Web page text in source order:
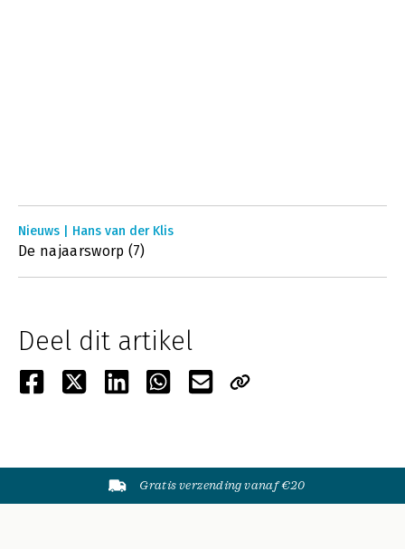
Nieuws | Hans van der Klis
De najaarsworp (7)
Deel dit artikel
Gratis verzending vanaf €20